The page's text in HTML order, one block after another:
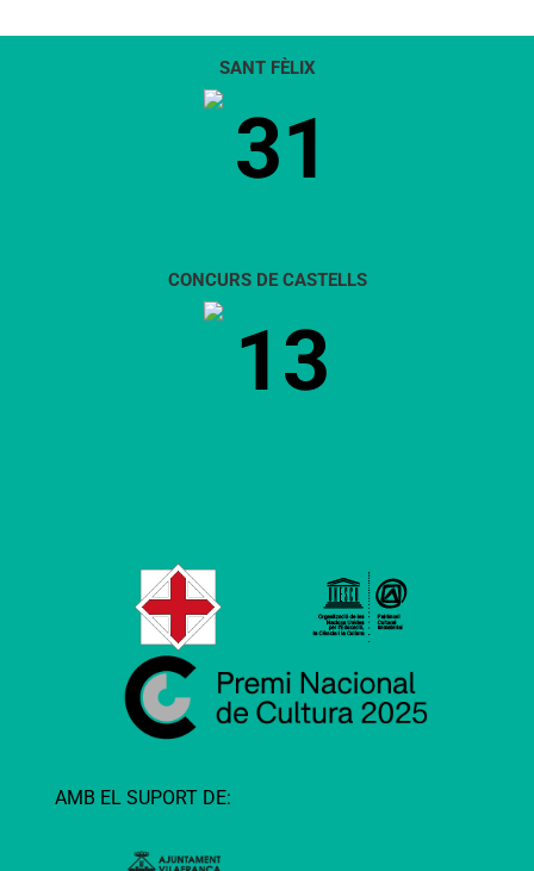
SANT FÈLIX
31
CONCURS DE CASTELLS
13
AMB EL SUPORT DE: